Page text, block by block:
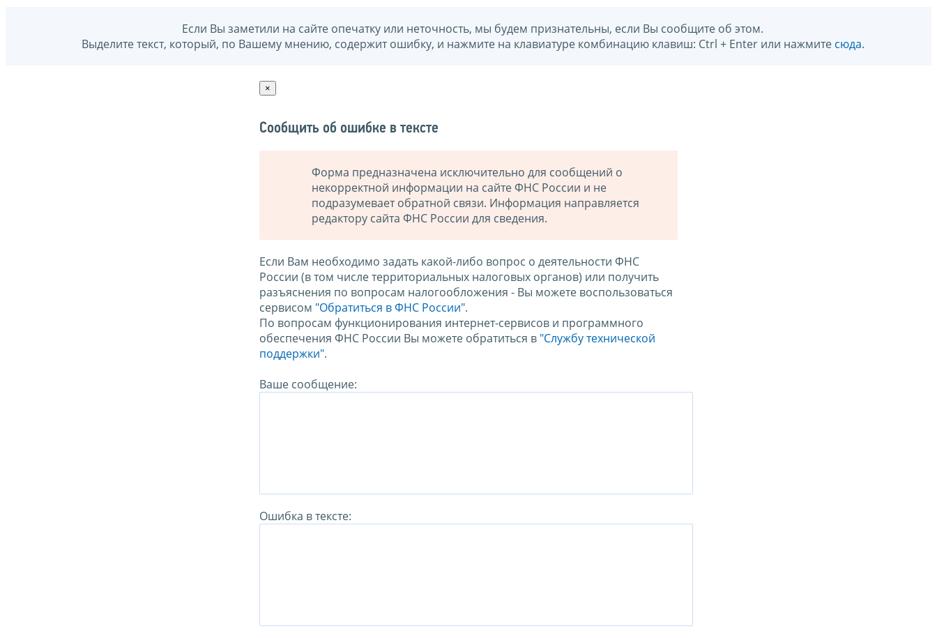
Если Вы заметили на сайте опечатку или неточность, мы будем признательны, если Вы сообщите об этом.
Выделите текст, который, по Вашему мнению, содержит ошибку, и нажмите на клавиатуре комбинацию клавиш: Ctrl + Enter или нажмите сюда.
×
Сообщить об ошибке в тексте
Форма предназначена исключительно для сообщений о
некорректной информации на сайте ФНС России и не
подразумевает обратной связи. Информация направляется
редактору сайта ФНС России для сведения.
Если Вам необходимо задать какой-либо вопрос о деятельности ФНС
России (в том числе территориальных налоговых органов) или получить
разъяснения по вопросам налогообложения - Вы можете воспользоваться
сервисом "Обратиться в ФНС России".
По вопросам функционирования интернет-сервисов и программного
обеспечения ФНС России Вы можете обратиться в "Службу технической
поддержки".
Ваше сообщение:
Ошибка в тексте: